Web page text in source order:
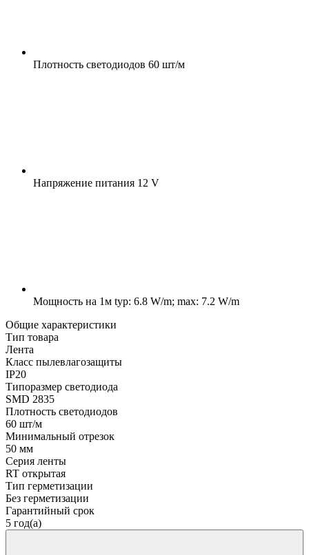
Плотность светодиодов 60 шт/м
Напряжение питания 12 V
Мощность на 1м typ: 6.8 W/m; max: 7.2 W/m
Общие характеристики
Тип товара
Лента
Класс пылевлагозащиты
IP20
Типоразмер светодиода
SMD 2835
Плотность светодиодов
60 шт/м
Минимальный отрезок
50 мм
Серия ленты
RT открытая
Тип герметизации
Без герметизации
Гарантийный срок
5 год(а)